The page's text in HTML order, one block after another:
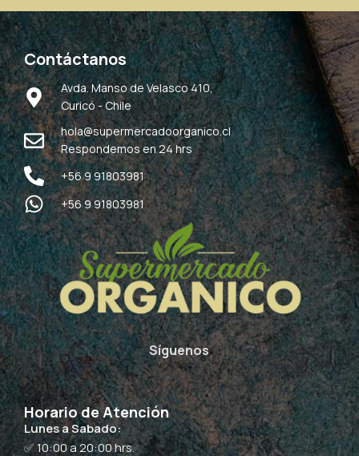
Contáctanos
Avda. Manso de Velasco 410,
Curicó - Chile
hola@supermercadoorganico.cl
Respondemos en 24 hrs
+56 9 91803981
+56 9 91803981
Síguenos
Horario de Atención
Lunes a Sabado:
✅ 10:00 a 20:00 hrs.